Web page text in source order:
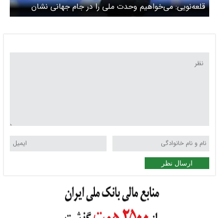
قلعه‌نویی: می‌خواهیم وحدت ملی را در جام جهانی نشان
بدهیم
ارسال نظر